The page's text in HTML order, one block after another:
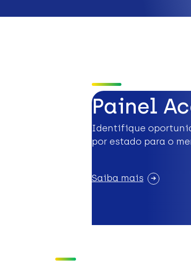
Painel
Identifique
por estado para o
Saiba mais